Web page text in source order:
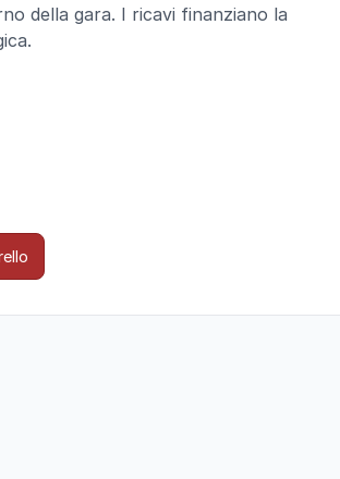
della gara. I ricavi finanziano la